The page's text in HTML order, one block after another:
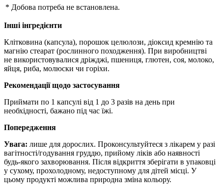
* Добова потреба не встановлена.
Інші інгредієнти
Клітковина (капсула), порошок целюлози, діоксид кремнію та
магнію стеарат (рослинного походження). При виробництві
не використовувалися дріжджі, пшениця, глютен, соя, молоко,
яйця, риба, молюски чи горіхи.
Рекомендації щодо застосування
Приймати по 1 капсулі від 1 до 3 разів на день при
необхідності, бажано під час їжі.
Попередження
Увага: лише для дорослих. Проконсультуйтеся з лікарем у разі
вагітності/годування груддю, прийому ліків або наявності
будь-якого захворювання. Після відкриття зберігати в упаковці
у сухому, прохолодному, недоступному для дітей місці. У
цьому продукті можлива природна зміна кольору.